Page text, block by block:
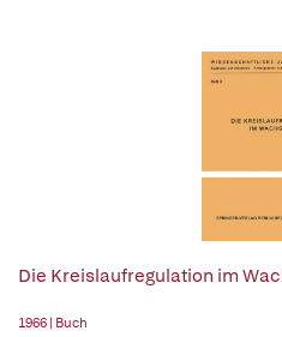
Die Kreislaufregulation im
1966 | Buch